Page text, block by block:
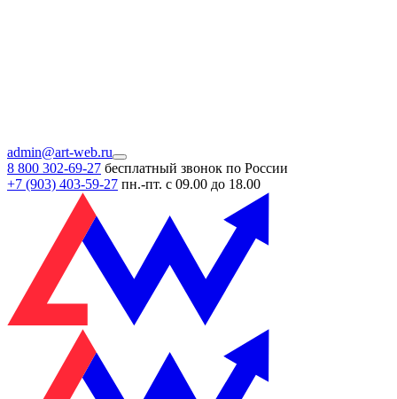
admin@art-web.ru
8 800 302-69-27 бесплатный звонок по России
+7 (903) 403-59-27 пн.-пт. с 09.00 до 18.00